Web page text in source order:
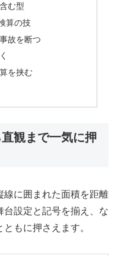
む型
算の技
故を断つ
を挟む
観まで一気に押
線に囲まれた面積を距離
設定と記号を揃え、な
もに押さえます。